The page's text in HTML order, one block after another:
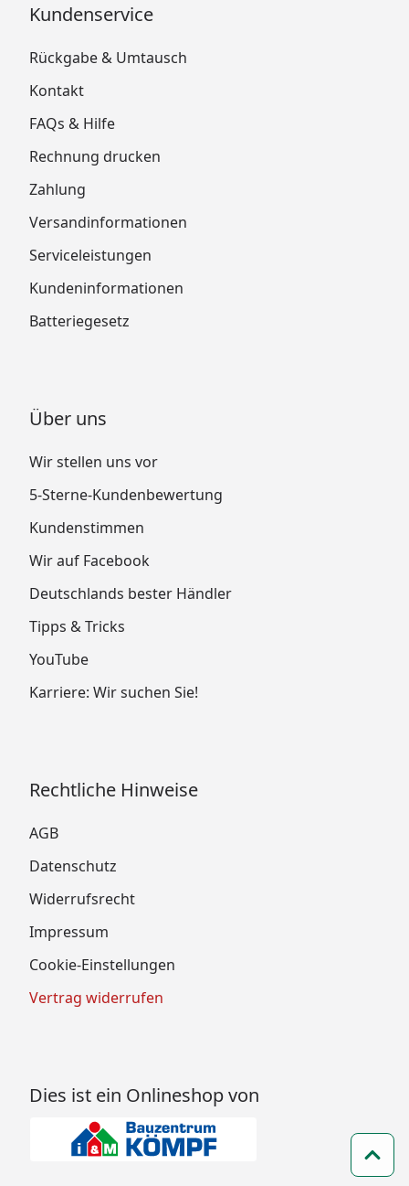
Kundenservice
Rückgabe & Umtausch
Kontakt
FAQs & Hilfe
Rechnung drucken
Zahlung
Versandinformationen
Serviceleistungen
Kundeninformationen
Batteriegesetz
Über uns
Wir stellen uns vor
5-Sterne-Kundenbewertung
Kundenstimmen
Wir auf Facebook
Deutschlands bester Händler
Tipps & Tricks
YouTube
Karriere: Wir suchen Sie!
Rechtliche Hinweise
AGB
Datenschutz
Widerrufsrecht
Impressum
Cookie-Einstellungen
Vertrag widerrufen
Dies ist ein Onlineshop von